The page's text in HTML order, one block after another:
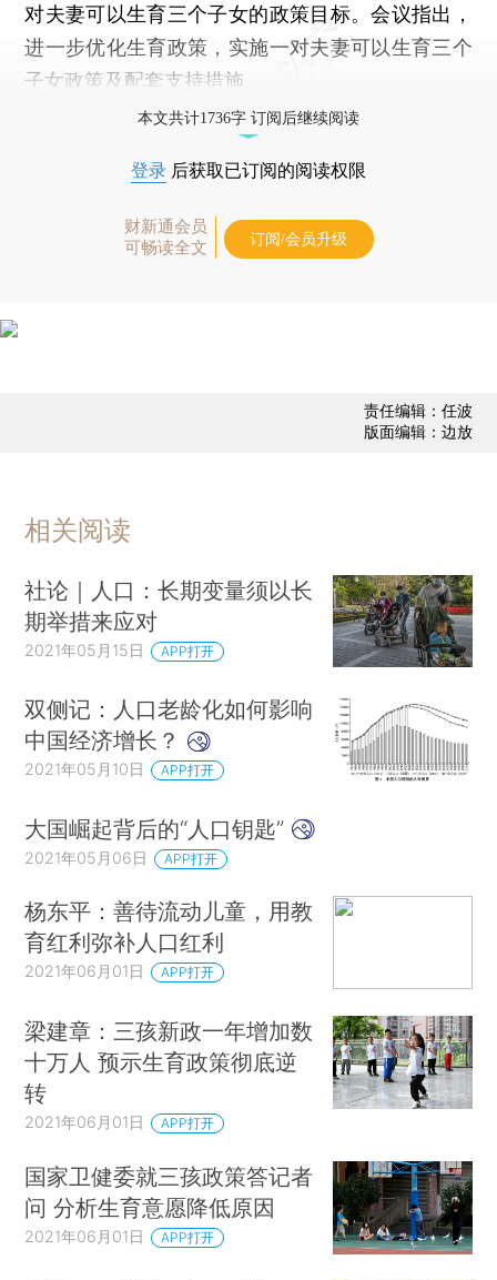
对夫妻可以生育三个子女的政策目标。会议指出，
进一步优化生育政策，实施一对夫妻可以生育三个
子女政策及配套支持措施。
本文共计1736字 订阅后继续阅读
登录 后获取已订阅的阅读权限
财新通会员
可畅读全文
订阅/会员升级
责任编辑：任波
版面编辑：边放
相关阅读
社论｜人口：长期变量须以长
期举措来应对
2021年05月15日 APP打开
双侧记：人口老龄化如何影响
中国经济增长？
2021年05月10日 APP打开
大国崛起背后的“人口钥匙”
2021年05月06日 APP打开
杨东平：善待流动儿童，用教
育红利弥补人口红利
2021年06月01日 APP打开
梁建章：三孩新政一年增加数
十万人 预示生育政策彻底逆
转
2021年06月01日 APP打开
国家卫健委就三孩政策答记者
问 分析生育意愿降低原因
2021年06月01日 APP打开